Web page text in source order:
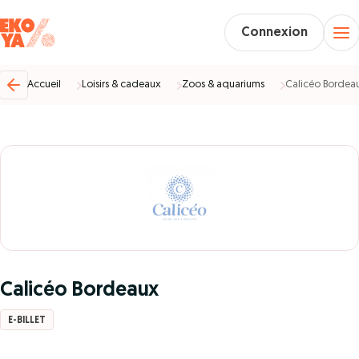
Connexion
Accueil Loisirs & cadeaux Zoos & aquariums Calicéo
Calicéo Bordeaux
E-BILLET